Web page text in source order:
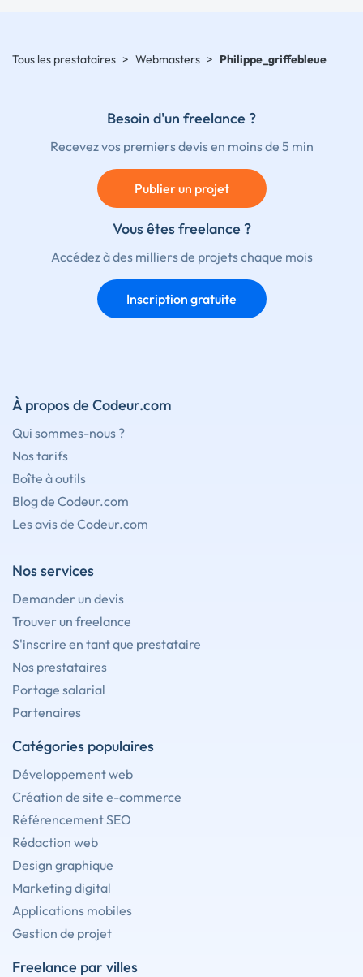
Tous les prestataires > Webmasters > Philippe_griffebleue
Besoin d'un freelance ?
Recevez vos premiers devis en moins de 5 min
Publier un projet
Vous êtes freelance ?
Accédez à des milliers de projets chaque mois
Inscription gratuite
À propos de Codeur.com
Qui sommes-nous ?
Nos tarifs
Boîte à outils
Blog de Codeur.com
Les avis de Codeur.com
Nos services
Demander un devis
Trouver un freelance
S'inscrire en tant que prestataire
Nos prestataires
Portage salarial
Partenaires
Catégories populaires
Développement web
Création de site e-commerce
Référencement SEO
Rédaction web
Design graphique
Marketing digital
Applications mobiles
Gestion de projet
Freelance par villes